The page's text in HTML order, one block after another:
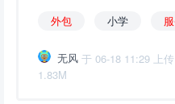
外包 小学 服
无风 于 06-18 11:29 上传
1.83M